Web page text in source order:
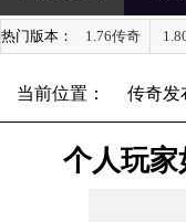
热门版本： 1.76传奇
当前位置： 传奇发
个人玩